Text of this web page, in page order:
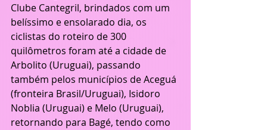
Clube Cantegril, brindados com um
belíssimo e ensolarado dia, os
ciclistas do roteiro de 300
quilômetros foram até a cidade de
Arbolito (Uruguai), passando
também pelos municípios de Aceguá
(fronteira Brasil/Uruguai), Isidoro
Noblia (Uruguai) e Melo (Uruguai),
retornando para Bagé, tendo como